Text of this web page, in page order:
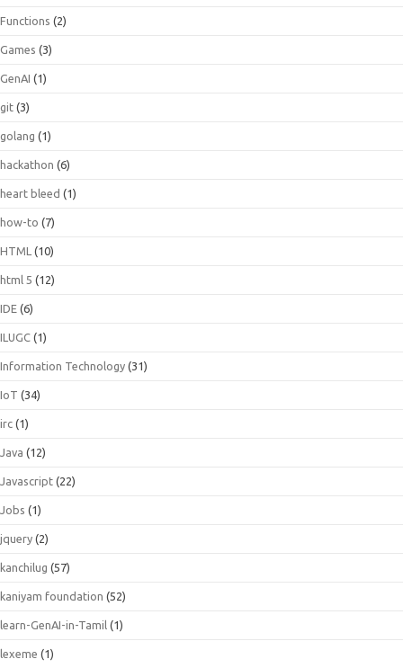
Functions (2)
Games (3)
GenAI (1)
git (3)
golang (1)
hackathon (6)
heart bleed (1)
how-to (7)
HTML (10)
html 5 (12)
IDE (6)
ILUGC (1)
Information Technology (31)
IoT (34)
irc (1)
Java (12)
Javascript (22)
Jobs (1)
jquery (2)
kanchilug (57)
kaniyam foundation (52)
learn-GenAI-in-Tamil (1)
lexeme (1)